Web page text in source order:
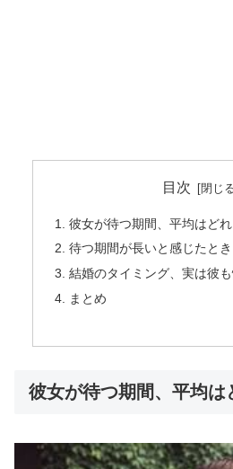
目次
彼女が待つ期間、平均はど
待つ期間が長いと感じたと
結婚のタイミング、実は彼
まとめ
彼女が待つ期間、平均は